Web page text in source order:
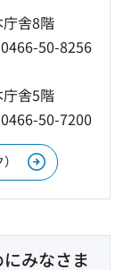
舎8階
50-8256
舎5階
50-7200
みなさま